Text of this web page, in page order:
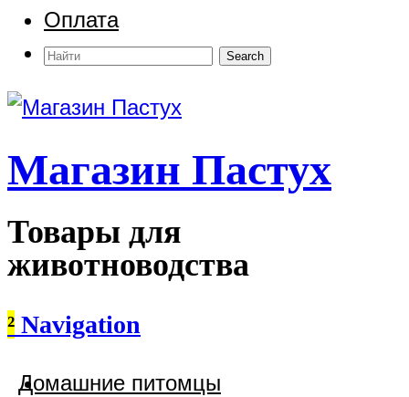
Оплата
Найти:
Магазин Пастух
Товары для
животноводства
² Navigation
Домашние питомцы